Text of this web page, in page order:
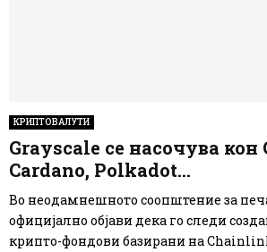
КРИПТОВАЛУТИ
Grayscale се насочува
Cardano, Polkadot…
Во неодамнешното соопштение за
официјално објави дека го следи
крипто-фондови базирани на